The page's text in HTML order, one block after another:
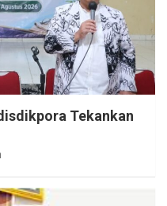
Tekankan